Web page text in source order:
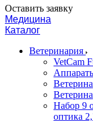
Оставить заявку
Медицина
Каталог
Ветеринария
VetCam
Набор 9
оптика